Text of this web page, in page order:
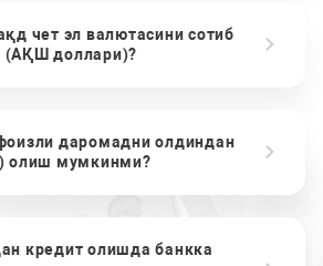
чет эл валютасини сотиб
доллари)?
даромадни олдиндан
олиш мумкинми?
кредит олишда банкка